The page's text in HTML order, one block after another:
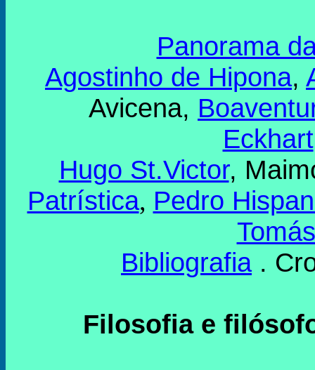
Panorama
Agostinho de Hipona,
Avicena,
Eckhart
Hugo St.Victor,
Patrística, Pedro
Bibliografia.
Filosofia e